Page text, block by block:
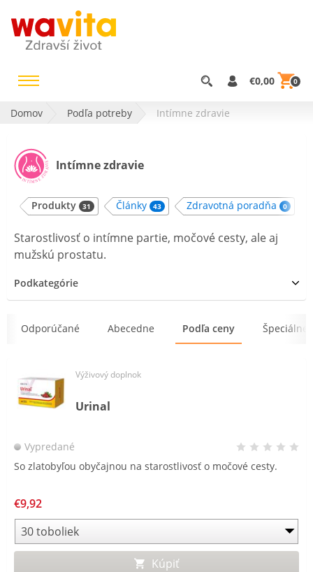
€0,00 0
Domov Podľa potreby Intímne zdravie
Intímne zdravie
Produkty 31 Články 43 Zdravotná poradňa 0
Starostlivosť o intímne partie, močové cesty, ale aj
mužskú prostatu.
Podkategórie
Odporúčané Abecedne Podľa ceny Špeciálne
Výživový doplnok
Urinal
Vypredané
So zlatobyľou obyčajnou na starostlivosť o močové cesty.
€9,92
Kúpiť